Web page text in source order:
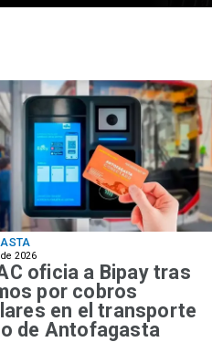
2026
oficia a Bipay tras
por cobros
en el transporte
de Antofagasta